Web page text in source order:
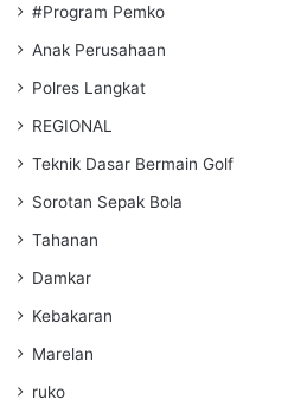
#Program Pemko
Anak Perusahaan
Polres Langkat
REGIONAL
Teknik Dasar Bermain Golf
Sorotan Sepak Bola
Tahanan
Damkar
Kebakaran
Marelan
ruko